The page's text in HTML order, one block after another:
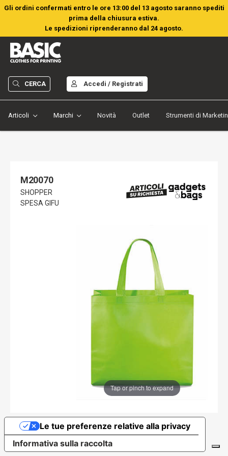
Gli ordini confermati entro le ore 13:00 del 13 agosto saranno spediti
prima della chiusura estiva.
Le spedizioni riprenderanno dal 24 agosto.
Articoli Marchi Novità Outlet Strumenti di
CERCA Accedi / Registrati
M20070
SHOPPER
SPESA GIFU
Tap or pinch to expand
Informativa sulla raccolta
Le tue preferenze relative alla privacy